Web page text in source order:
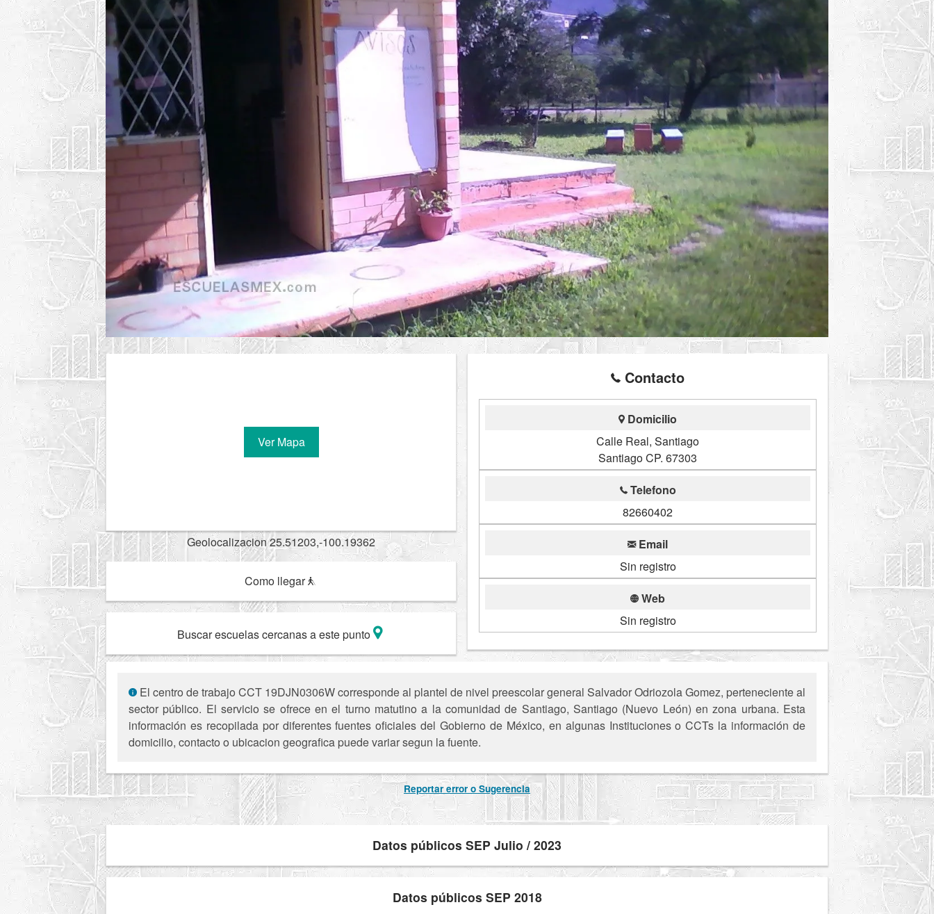
Ver Mapa
Geolocalizacion 25.51203,-100.19362
Como llegar
Buscar escuelas cercanas a este punto
Contacto
Domicilio
Calle Real, Santiago
Santiago CP. 67303
Telefono
82660402
Email
Sin registro
Web
Sin registro
El centro de trabajo CCT 19DJN0306W corresponde al plantel de nivel preescolar general Salvador Odriozola Gomez, perteneciente al
sector público. El servicio se ofrece en el turno matutino a la comunidad de Santiago, Santiago (Nuevo León) en zona urbana. Esta
información es recopilada por diferentes fuentes oficiales del Gobierno de México, en algunas Instituciones o CCTs la información de
domicilio, contacto o ubicacion geografica puede variar segun la fuente.
Reportar error o Sugerencia
Datos públicos SEP Julio / 2023
Datos públicos SEP 2018